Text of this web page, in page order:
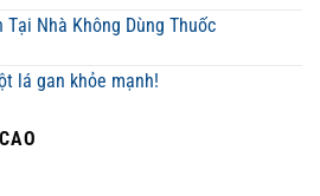
Tại Nhà Không Dùng Thuốc
lá gan khỏe mạnh!